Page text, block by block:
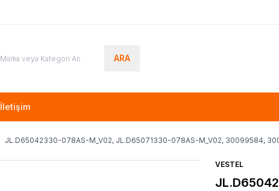
ARA
İletişim
JL.D65042330-078AS-M_V02, JL.D65071330-078AS-M_V02, 30099584,
VESTEL